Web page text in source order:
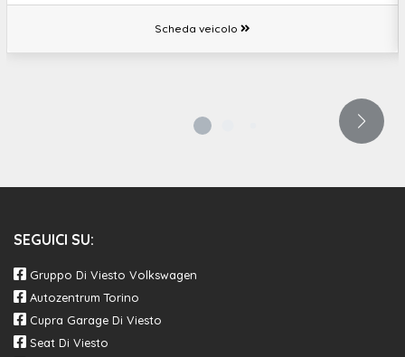
Scheda veicolo
SEGUICI SU:
Gruppo Di Viesto Volkswagen
Autozentrum Torino
Cupra Garage Di Viesto
Seat Di Viesto